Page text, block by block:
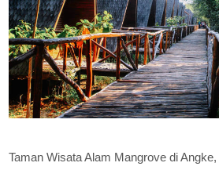
Taman Wisata Alam Mangrove di